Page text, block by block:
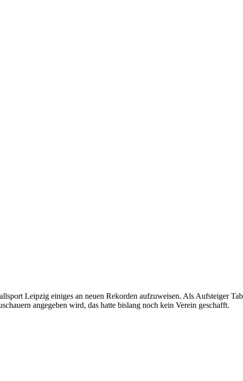
Leipzig einiges an neuen Rekorden aufzuweisen. Als Aufsteiger
angegeben wird, das hatte bislang noch kein Verein geschafft.